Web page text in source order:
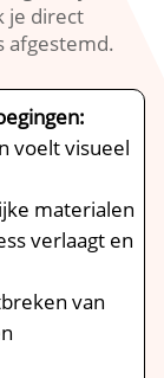
je direct
afgestemd.​
voelt visueel
materialen
verlaagt en
van